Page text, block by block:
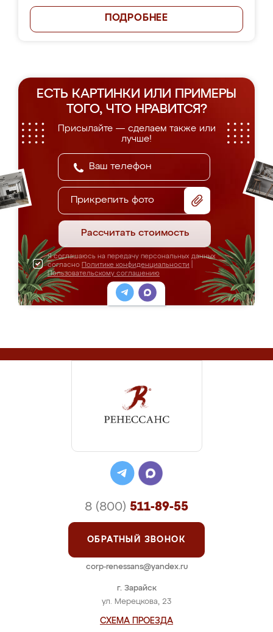
ПОДРОБНЕЕ
ЕСТЬ КАРТИНКИ ИЛИ ПРИМЕРЫ
ТОГО, ЧТО НРАВИТСЯ?
Присылайте — сделаем также или
лучше!
Прикрепить фото
Рассчитать стоимость
Я соглашаюсь на передачу персональных данных
согласно Политике конфиденциальности
Пользовательскому соглашению
г. Зарайск
ул. Мерецкова, 23
СХЕМА ПРОЕЗДА
8 (800) 511-89-55
ОБРАТНЫЙ ЗВОНОК
corp-renessans@yandex.ru